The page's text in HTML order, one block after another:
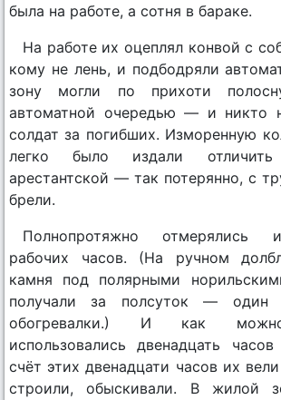
была на работе, а сотня в бараке.
На работе их оцеплял конвой с
кому не лень, и подбодряли
зону могли по прихоти
автоматной очередью — и никто
солдат за погибших. Изморенную
легко было издали
арестантской — так потерянно, с
брели.
Полнопротяжно отмерялись
рабочих часов. (На ручном
камня под полярными
получали за полсуток — один
обогревалки.) И как можно
использовались двенадцать
счёт этих двенадцати часов их
строили, обыскивали. В жилой